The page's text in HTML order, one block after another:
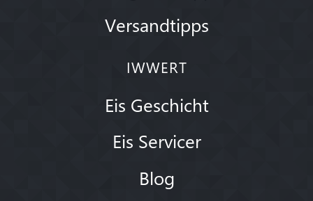
Versandtipps
IWWERT
Eis Geschicht
Eis Servicer
Blog